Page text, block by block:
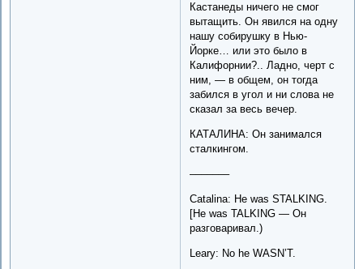
Кастанеды ничего не смог
вытащить. Он явился на одну
нашу собирушку в Нью-
Йорке… или это было в
Калифорнии?.. Ладно, черт с
ним, — в общем, он тогда
забился в угол и ни слова не
сказал за весь вечер.
КАТАЛИНА: Он занимался
сталкингом.
–––––––
Catalina: He was STALKING.
[He was TALKING — Он
разговаривал.)
Leary: No he WASN’T.